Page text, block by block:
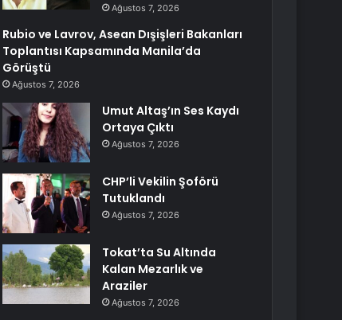
Ağustos 7, 2026
Rubio ve Lavrov, Asean Dışişleri Bakanları
Toplantısı Kapsamında Manila’da
Görüştü
Ağustos 7, 2026
Umut Altaş’ın Ses Kaydı
Ortaya Çıktı
Ağustos 7, 2026
CHP’li Vekilin Şoförü
Tutuklandı
Ağustos 7, 2026
Tokat’ta Su Altında
Kalan Mezarlık ve
Araziler
Ağustos 7, 2026